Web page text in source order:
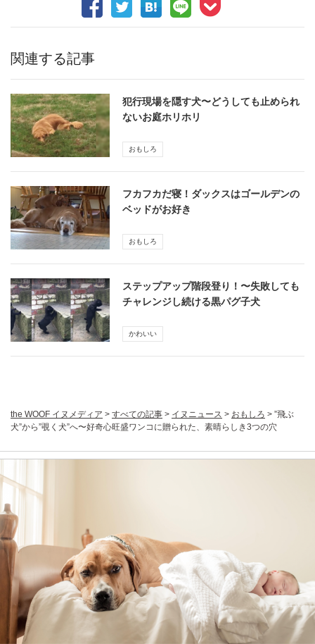
関連する記事
犯行現場を隠す犬〜どうしても止められ
ないお庭ホリホリ
おもしろ
フカフカだ寝！ダックスはゴールデンの
ベッドがお好き
おもしろ
ステップアップ階段登り！〜失敗しても
チャレンジし続ける黒パグ子犬
かわいい
the WOOF イヌメディア > すべての記事 > イヌニュース > おもしろ > ”飛ぶ
犬”から”覗く犬”へ〜好奇心旺盛ワンコに贈られた、素晴らしき3つの穴